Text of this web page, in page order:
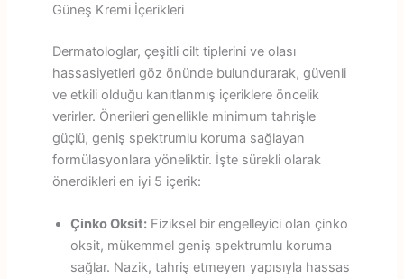
Güneş Kremi İçerikleri
Dermatologlar, çeşitli cilt tiplerini ve olası
hassasiyetleri göz önünde bulundurarak, güvenli
ve etkili olduğu kanıtlanmış içeriklere öncelik
verirler. Önerileri genellikle minimum tahrişle
güçlü, geniş spektrumlu koruma sağlayan
formülasyonlara yöneliktir. İşte sürekli olarak
önerdikleri en iyi 5 içerik:
Çinko Oksit:Fiziksel bir engelleyici olan çinko
oksit, mükemmel geniş spektrumlu koruma
sağlar. Nazik, tahriş etmeyen yapısıyla hassas